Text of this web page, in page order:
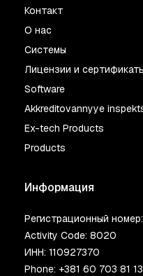
Контакт
О нас
Системы
Лицензии и
Software
Akkreditovannyye
Ex-tech Products
Products
Информация
Регистрационный
Activity Code: 8020
ИНН: 110927370
Phone: +381 60 703 81 13